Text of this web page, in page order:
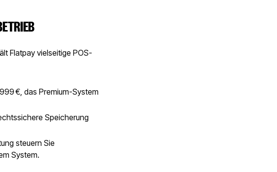
Flatpay vielseitige POS-
€, das Premium-System
Speicherung
steuern Sie
System.